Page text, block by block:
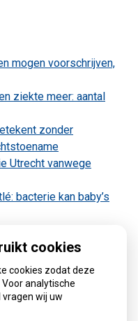
mogen voorschrijven,
ziekte meer: aantal
zonder
Utrecht vanwege
bacterie kan baby’s
cookies
cookies zodat deze
analytische
wij uw